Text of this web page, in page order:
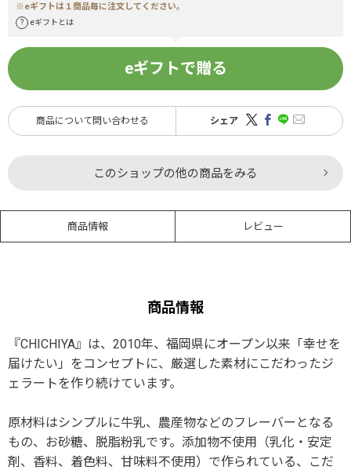
※eギフトは１商品毎に注文してください。
eギフトとは
eギフトで贈る
商品について問い合わせる シェア
このショップの他の商品をみる
商品情報 レビュー
商品情報
『CHICHIYA』は、2010年、福岡県にオープン以来「幸せを
届けたい」をコンセプトに、厳選した素材にこだわったジ
ェラートを作り続けています。
原材料はシンプルに牛乳、農産物などのフレーバーとなる
もの、お砂糖、脱脂粉乳です。添加物不使用（乳化・安定
剤、香料、着色料、甘味料不使用）で作られている、こだ